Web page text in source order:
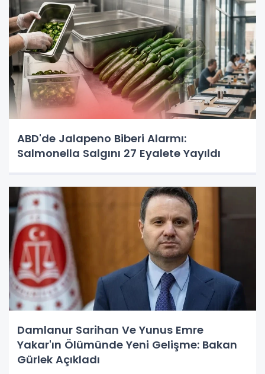
ABD'de Jalapeno Biberi Alarmı:
Salmonella Salgını 27 Eyalete Yayıldı
Damlanur Sarihan Ve Yunus Emre
Yakar'ın Ölümünde Yeni Gelişme: Bakan
Gürlek Açıkladı